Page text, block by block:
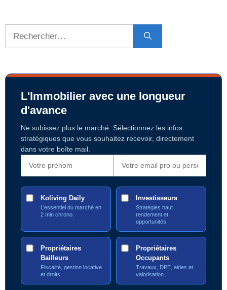
L'Immobilier avec une longueur
d'avance
Ne subissez plus le marché. Sélectionnez les infos
stratégiques que vous souhaitez recevoir, directement
dans votre boîte mail.
Koliving Daily
L’essentiel du marché en
2 min chrono.
Investisseurs
Stratégies haut
rendement et
opportunités.
Propriétaires
Bailleurs
Fiscalité, gestion locative
et droits.
Propriétaires
Occupants
Travaux, DPE, aides et
valorisation.